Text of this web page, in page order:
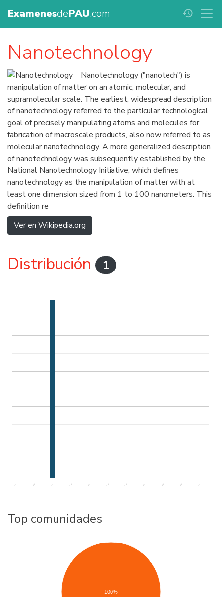
ExamenesdePAU.com history
Nanotechnology
Nanotechnology ("nanotech") is
manipulation of matter on an atomic, molecular, and
supramolecular scale. The earliest, widespread description
of nanotechnology referred to the particular technological
goal of precisely manipulating atoms and molecules for
fabrication of macroscale products, also now referred to as
molecular nanotechnology. A more generalized description
of nanotechnology was subsequently established by the
National Nanotechnology Initiative, which defines
nanotechnology as the manipulation of matter with at
least one dimension sized from 1 to 100 nanometers. This
definition re
Ver en Wikipedia.org
Distribución 1
.. .. .. .. .. .. .. .. .. .. ..
Top comunidades
100%